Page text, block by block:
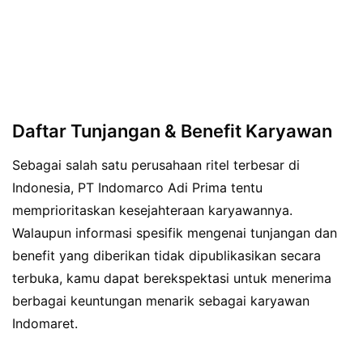
Daftar Tunjangan & Benefit Karyawan
Sebagai salah satu perusahaan ritel terbesar di
Indonesia, PT Indomarco Adi Prima tentu
memprioritaskan kesejahteraan karyawannya.
Walaupun informasi spesifik mengenai tunjangan dan
benefit yang diberikan tidak dipublikasikan secara
terbuka, kamu dapat berekspektasi untuk menerima
berbagai keuntungan menarik sebagai karyawan
Indomaret.